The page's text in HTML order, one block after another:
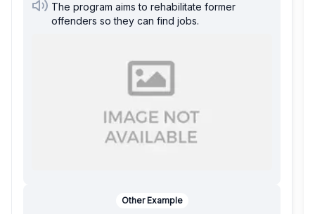
The program aims to rehabilitate former
offenders so they can find jobs.
Other Example